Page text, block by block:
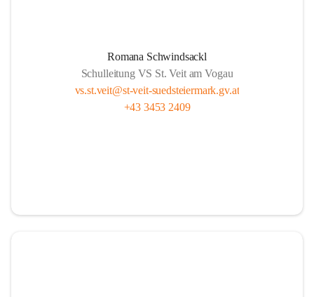
Romana Schwindsackl
Schulleitung VS St. Veit am Vogau
vs.st.veit@st-veit-suedsteiermark.gv.at
+43 3453 2409